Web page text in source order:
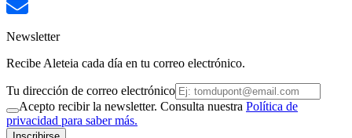
Newsletter
Recibe Aleteia cada día en tu correo electrónico.
Tu dirección de correo electrónico
Acepto recibir la newsletter. Consulta nuestra Política de
privacidad para saber más.